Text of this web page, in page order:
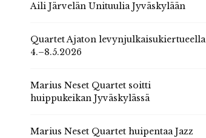
Aili Järvelän Unituulia Jyväskylään
Quartet Ajaton levynjulkaisukiertueella
4.–8.5.2026
Marius Neset Quartet soitti
huippukeikan Jyväskylässä
Marius Neset Quartet huipentaa Jazz